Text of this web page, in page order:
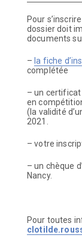
Pour
dossier doit
documents
– la fiche
complétée
– un certificat
en
(la validité
2021.
– votre
– un chèque
Nancy.
Pour toutes